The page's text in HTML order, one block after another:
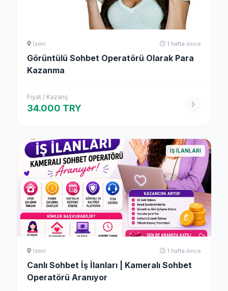
İzmir 1 hafta önce
Görüntülü Sohbet Operatörü Olarak Para
Kazanma
Fiyat / Kazanç
34.000 TRY
İŞ İLANLARI
İzmir 1 hafta önce
Canlı Sohbet İş İlanları | Kameralı Sohbet
Operatörü Aranıyor